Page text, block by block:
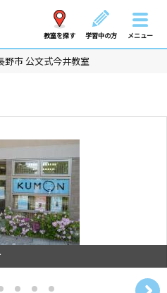
教室を探す 学習中の方 メニュー
野市 公文式今井教室